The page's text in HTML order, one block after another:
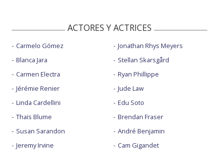
ACTORES Y ACTRICES
Carmelo Gómez
Blanca Jara
Carmen Electra
Jérémie Renier
Linda Cardellini
Thaïs Blume
Susan Sarandon
Jeremy Irvine
Jonathan Rhys Meyers
Stellan Skarsgård
Ryan Phillippe
Jude Law
Edu Soto
Brendan Fraser
André Benjamin
Cam Gigandet